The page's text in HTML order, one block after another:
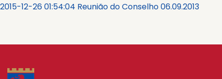
2015-12-26 01:54:04 Reunião do Conselho 06.09.2013